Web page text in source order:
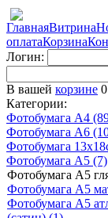
ГлавнаяВитрина
оплатаКорзина
Логин:
В вашей корзине
Категории:
Фотобумага A4
Фотобумага A6
Фотобумага
Фотобумага A5 (7)
Фотобумага A5
Фотобумага A5
Фотобумага A5